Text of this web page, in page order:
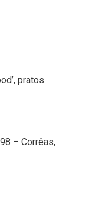
pratos
– Corrêas,